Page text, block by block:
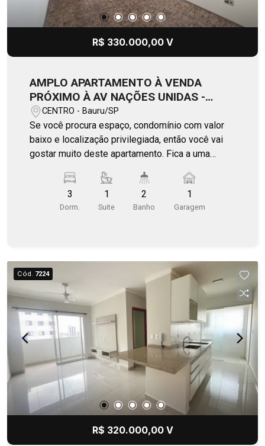
R$ 330.000,00 V
AMPLO APARTAMENTO À VENDA
PRÓXIMO À AV NAÇÕES UNIDAS -
EDIFÍCIO GOMES
CENTRO - Bauru/SP
Se você procura espaço, condomínio com valor
baixo e localização privilegiada, então você vai
gostar muito deste apartamento. Fica a uma
universidades, rodovias, à Braccel e centro da
cidade! Ideal para morar ou para investir! Agende
a sua visita!
3
Dorm.
1
Suite
2
Banho
1
Garagem
Cód. 7224
R$ 320.000,00 V